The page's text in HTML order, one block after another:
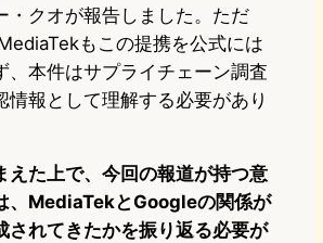
・クオが報告しました。ただ
もこの提携を公式には
、本件はサプライチェーン調査
情報として理解する必要があり
えた上で、今回の報道が持つ意
、MediaTekとGoogleの関係が
されてきたかを振り返る必要が